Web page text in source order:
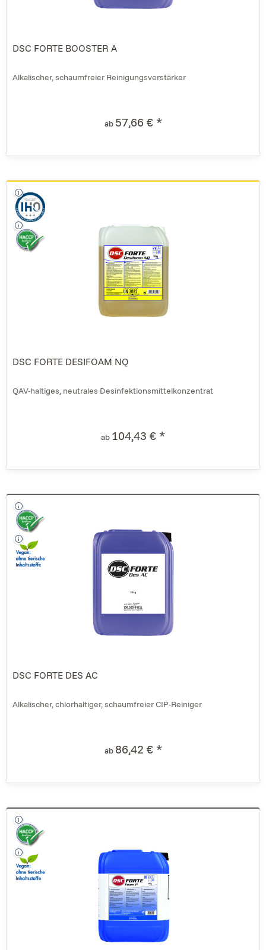
DSC FORTE BOOSTER A
Alkalischer, schaumfreier Reinigungsverstärker
ab 57,66 € *
DSC FORTE DESIFOAM NQ
QAV-haltiges, neutrales Desinfektionsmittelkonzentrat
ab 104,43 € *
DSC FORTE DES AC
Alkalischer, chlorhaltiger, schaumfreier CIP-Reiniger
ab 86,42 € *